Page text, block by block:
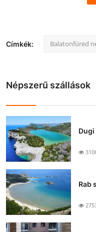
Címkék: Balatonfüred
Népszerű szállások
Rab